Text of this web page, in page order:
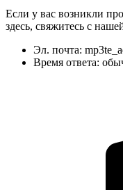
Если у вас возникли
здесь, свяжитесь с
Эл. почта:
Время ответа: